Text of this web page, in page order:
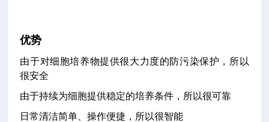
优势
由于对细胞培养物提供很大力度的防污染保护，所以
很安全
由于持续为细胞提供稳定的培养条件，所以很可靠
日常清洁简单、操作便捷，所以很智能